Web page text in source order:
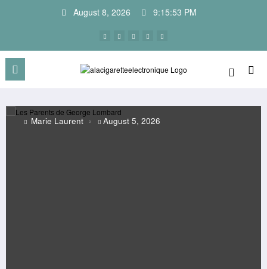
August 8, 2026 9:15:54 PM
Marie Laurent August 5, 2026